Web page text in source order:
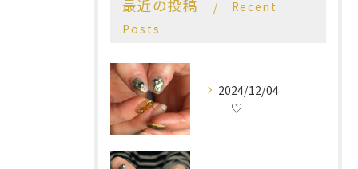
最近の投稿
Recent
Posts
2024/12/04
── ♡